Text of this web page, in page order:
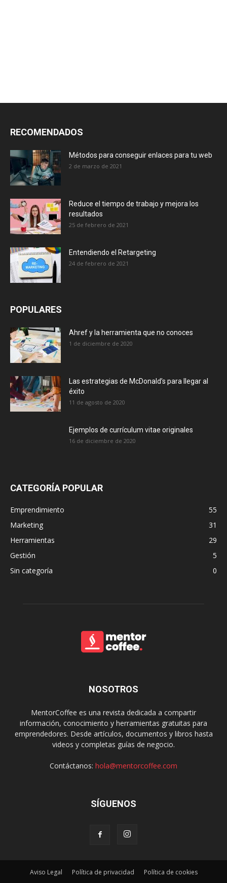
RECOMENDADOS
Métodos para conseguir enlaces para tu web
2 de marzo de 2021
Reduce el tiempo de trabajo y mejora los
resultados
25 de febrero de 2021
Entendiendo el Retargeting
24 de febrero de 2021
POPULARES
Ahref y la herramienta que no conoces
1 de diciembre de 2020
Las estrategias de McDonald’s para llegar al
éxito
11 de agosto de 2020
Ejemplos de currículum vitae originales
16 de diciembre de 2020
CATEGORÍA POPULAR
Emprendimiento
55
Marketing
31
Herramientas
29
Gestión
5
Sin categoría
0
NOSOTROS
MentorCoffee es una revista dedicada a compartir
información, conocimiento y herramientas gratuitas para
emprendedores. Desde artículos, documentos y libros hasta
videos y completas guías de negocio.
Contáctanos: hola@mentorcoffee.com
SÍGUENOS
Aviso Legal Política de privacidad Política de cookies